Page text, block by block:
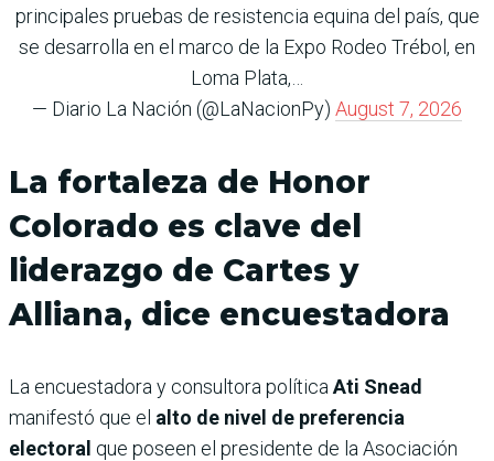
principales pruebas de resistencia equina del país, que
se desarrolla en el marco de la Expo Rodeo Trébol, en
Loma Plata,…
— Diario La Nación (@LaNacionPy) August 7, 2026
La fortaleza de Honor
Colorado es clave del
liderazgo de Cartes y
Alliana, dice encuestadora
La encuestadora y consultora política Ati Snead
manifestó que el alto de nivel de preferencia
electoral que poseen el presidente de la Asociación